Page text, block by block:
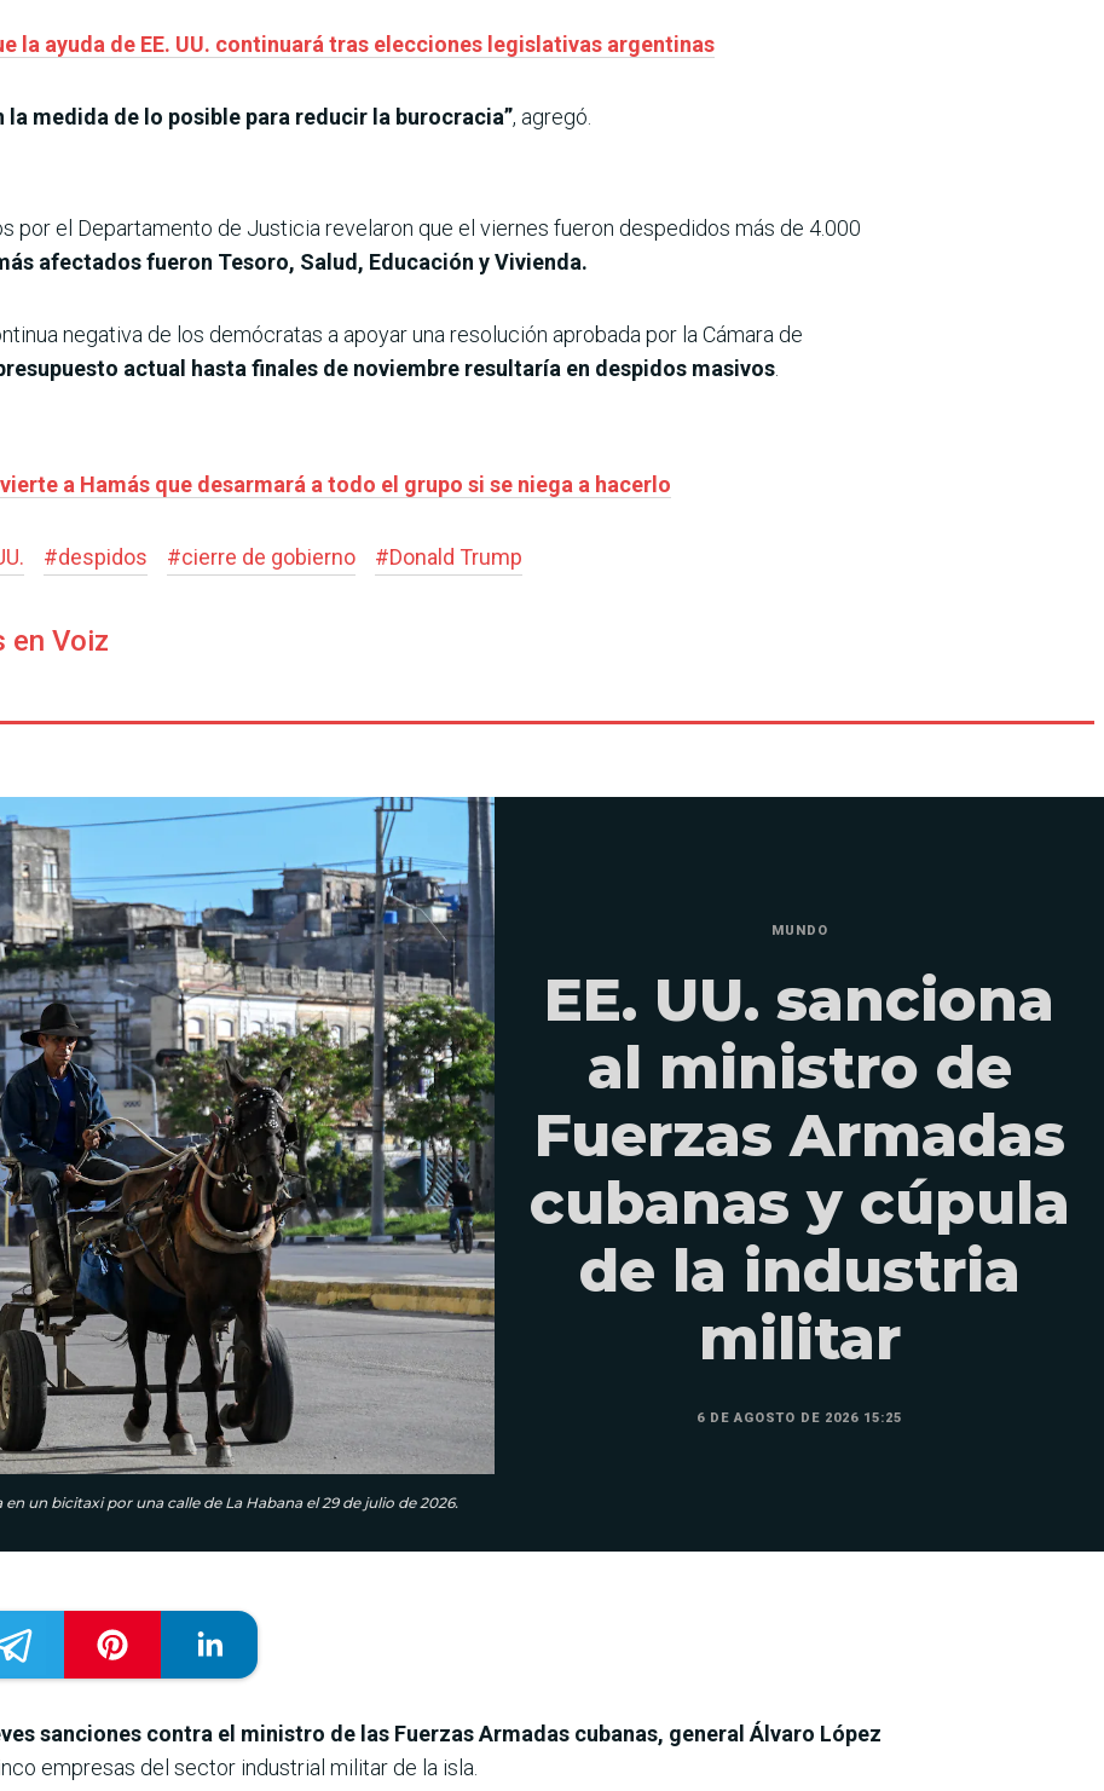
la ayuda de EE. UU. continuará tras elecciones legislativas argentinas
la medida de lo posible para reducir la burocracia”, agregó.
por el Departamento de Justicia revelaron que el viernes fueron despedidos más de 4.000
afectados fueron Tesoro, Salud, Educación y Vivienda.
negativa de los demócratas a apoyar una resolución aprobada por la Cámara de
actual hasta finales de noviembre resultaría en despidos masivos
a Hamás que desarmará a todo el grupo si se niega a hacerlo
#despidos #cierre de gobierno #Donald Trump
en Voiz
un bicitaxi por una calle de La Habana el 29 de julio de 2026.
MUNDO
EE. UU. sanciona
al ministro de
Fuerzas Armadas
cubanas y cúpula
de la industria
militar
6 DE AGOSTO DE 2026 15:25
sanciones contra el ministro de las Fuerzas Armadas cubanas, general Álvaro López
empresas del sector industrial militar de la isla.